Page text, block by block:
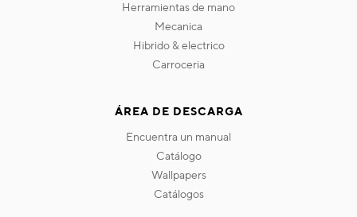
herramientas de mano
mecanica
hibrido & electrico
carroceria
ÁREA DE DESCARGA
encuentra un manual
catálogo
wallpapers
catálogos